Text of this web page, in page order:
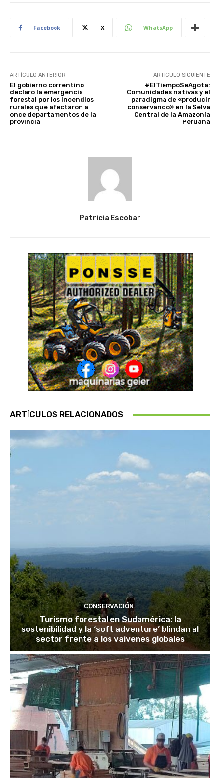
Facebook X WhatsApp
ARTÍCULO ANTERIOR
El gobierno correntino
declaró la emergencia
forestal por los incendios
rurales que afectaron a
once departamentos de la
provincia
ARTÍCULO SIGUIENTE
#ElTiempoSeAgota:
Comunidades nativas y el
paradigma de «producir
conservando» en la Selva
Central de la Amazonía
Peruana
Patricia Escobar
ARTÍCULOS RELACIONADOS
CONSERVACIÓN
Turismo forestal en Sudamérica: la
sostenibilidad y la ‘soft adventure’ blindan al
sector frente a los vaivenes globales